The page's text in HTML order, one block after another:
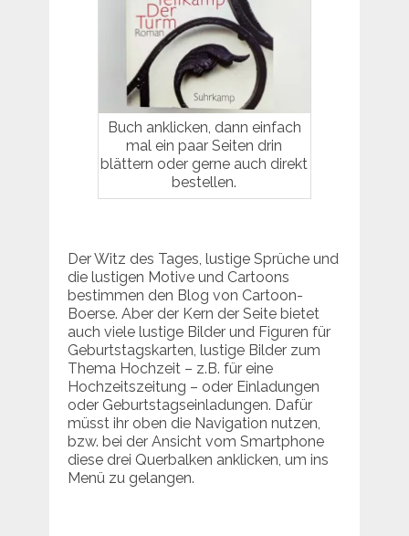
Buch anklicken, dann einfach
mal ein paar Seiten drin
blättern oder gerne auch direkt
bestellen.
Der Witz des Tages, lustige Sprüche und
die lustigen Motive und Cartoons
bestimmen den Blog von Cartoon-
Boerse. Aber der Kern der Seite bietet
auch viele lustige Bilder und Figuren für
Geburtstagskarten, lustige Bilder zum
Thema Hochzeit – z.B. für eine
Hochzeitszeitung – oder Einladungen
oder Geburtstagseinladungen. Dafür
müsst ihr oben die Navigation nutzen,
bzw. bei der Ansicht vom Smartphone
diese drei Querbalken anklicken, um ins
Menü zu gelangen.